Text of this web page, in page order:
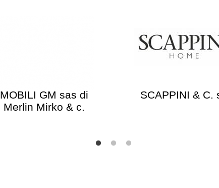
MOBILI GM sas di
Merlin Mirko & c.
SCAPPINI & C.